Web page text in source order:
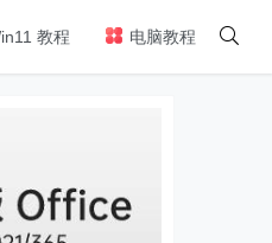
教程 电脑教程